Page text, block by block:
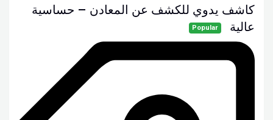
كاشف يدوي للكشف عن المعادن – حساسية
عالية
Popular